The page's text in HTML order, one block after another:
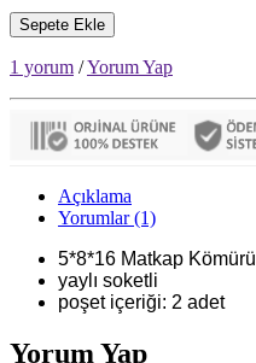
Sepete Ekle
1 yorum /Yorum Yap
Açıklama
Yorumlar (1)
5*8*16 Matkap Kömürü
yaylı soketli
poşet içeriği: 2 adet
Yorum Yap